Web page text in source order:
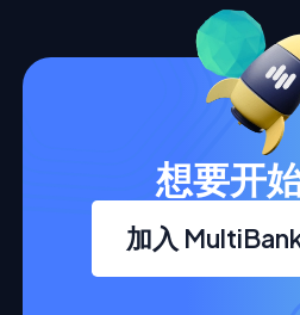
想要开
加入